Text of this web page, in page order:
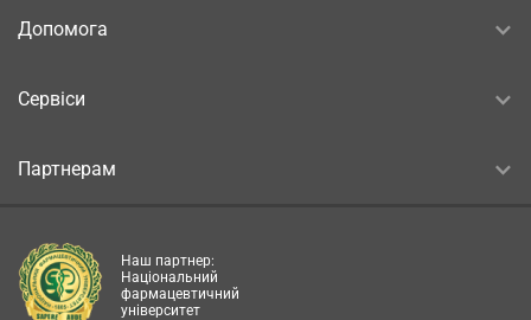
Допомога
Сервіси
Партнерам
Наш партнер:
Національний
фармацевтичний
університет